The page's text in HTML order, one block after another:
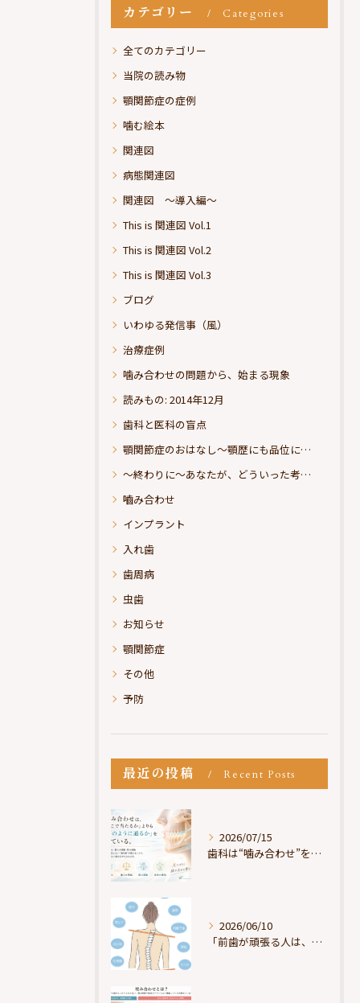
カテゴリー Categories
全てのカテゴリー
当院の読み物
顎関節症の症例
噛む絵本
関連図
病態関連図
関連図 ～導入編～
This is 関連図 Vol.1
This is 関連図 Vol.2
This is 関連図 Vol.3
ブログ
いわゆる発信事（風）
治療症例
噛み合わせの問題から、始まる現象
読みもの: 2014年12月
歯科と医科の盲点
顎関節症のおはなし～顎歴にも品位にこだわりたい
～終わりに～あなたが、どういった考えの治療をお求めになられるのか？
嚙み合わせ
インプラント
入れ歯
歯周病
虫歯
お知らせ
顎関節症
その他
予防
最近の投稿 Recent Posts
2026/07/15
歯科は“噛み合わせ”を見ているが、身体は“通り道”を見ている
2026/06/10
「前歯が頑張る人は、だいたい疲れている」